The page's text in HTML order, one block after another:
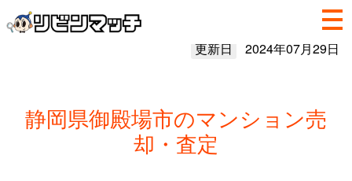
更新日 2024年07月29日
静岡県御殿場市のマンション売
却・査定